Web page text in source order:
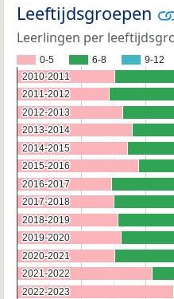
Leeftijdsgroepen
Leerlingen per
0-5 6-8 9-12
2010-2011
2010-2011
2011-2012
2011-2012
2012-2013
2012-2013
2013-2014
2013-2014
2014-2015
2014-2015
2015-2016
2015-2016
2016-2017
2016-2017
2017-2018
2017-2018
2018-2019
2018-2019
2019-2020
2019-2020
2020-2021
2020-2021
2021-2022
2021-2022
2022-2023
2022-2023